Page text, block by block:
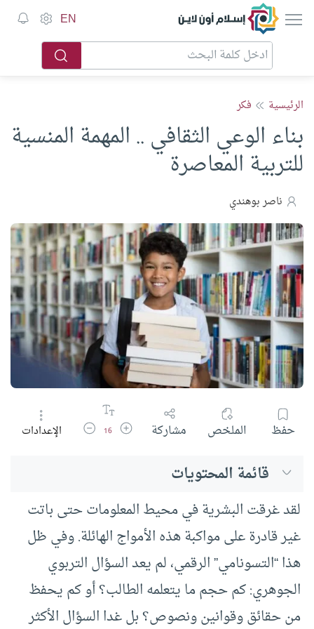
إسلام أون لاين EN
الرئيسية فكر
بناء الوعي الثقافي .. المهمة المنسية
للتربية المعاصرة
ناصر بوهندي
حفظ الملخص مشاركة زيادة حجم الخط
16 تقليل حجم الخط
الإعدادات
قائمة المحتويات
لقد غرقت البشرية في محيط المعلومات حتى باتت
غير قادرة على مواكبة هذه الأمواج الهائلة. وفي ظل
هذا “التسونامي” الرقمي، لم يعد السؤال التربوي
الجوهري: كم حجم ما يتعلمه الطالب؟ أو كم يحفظ
من حقائق وقوانين ونصوص؟ بل غدا السؤال الأكثر